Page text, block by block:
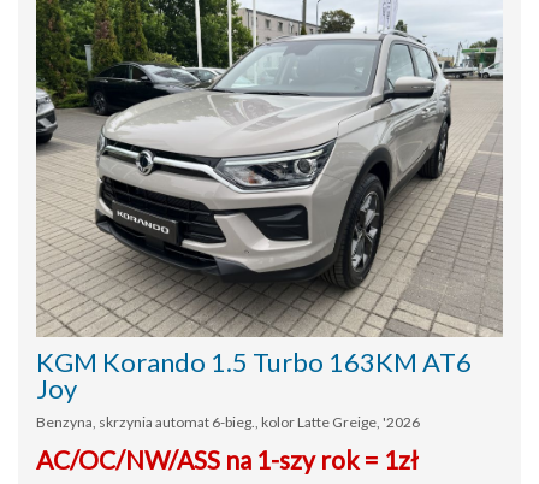
KGM Korando 1.5 Turbo 163KM AT6
Joy
Benzyna, skrzynia automat 6-bieg., kolor Latte Greige, '2026
AC/OC/NW/ASS na 1-szy rok = 1zł